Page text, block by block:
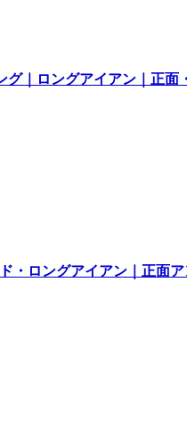
｜ロングアイアン｜正面
・ロングアイアン｜正面